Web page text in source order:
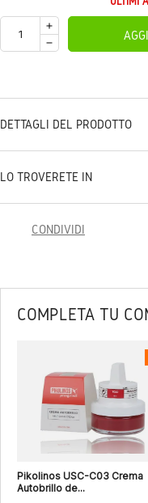
DETTAGLI DEL PRODOTTO
LO TROVERETE IN
CONDIVIDI
COMPLETA TU
Pikolinos USC-C03 Crema
Autobrillo de...